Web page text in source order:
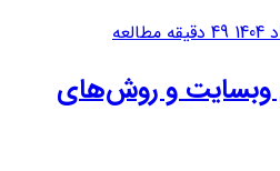
49 دقیقه مطالعه
وبسایت و روش‌های